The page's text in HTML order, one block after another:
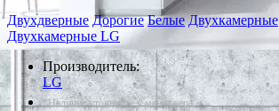
Двухдверные Дорогие Белые Двухкамерные
Двухкамерные LG
Производитель:
LG
*Наличие уточняйте у менеджера